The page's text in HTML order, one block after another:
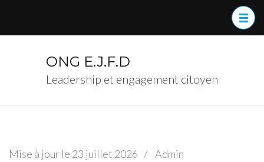
ONG E.J.F.D
Leadership et engagement citoyen
Mise à jour le 23 juillet 2026 / Admin